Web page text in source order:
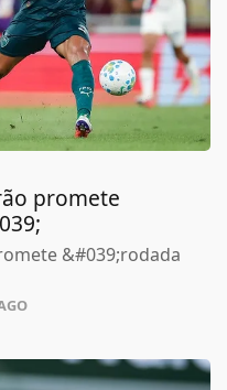
promete
&#039;rodada